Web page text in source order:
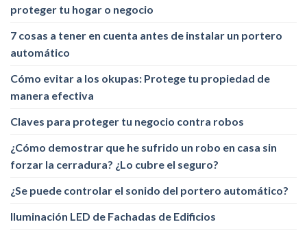
proteger tu hogar o negocio
7 cosas a tener en cuenta antes de instalar un portero
automático
Cómo evitar a los okupas: Protege tu propiedad de
manera efectiva
Claves para proteger tu negocio contra robos
¿Cómo demostrar que he sufrido un robo en casa sin
forzar la cerradura? ¿Lo cubre el seguro?
¿Se puede controlar el sonido del portero automático?
Iluminación LED de Fachadas de Edificios